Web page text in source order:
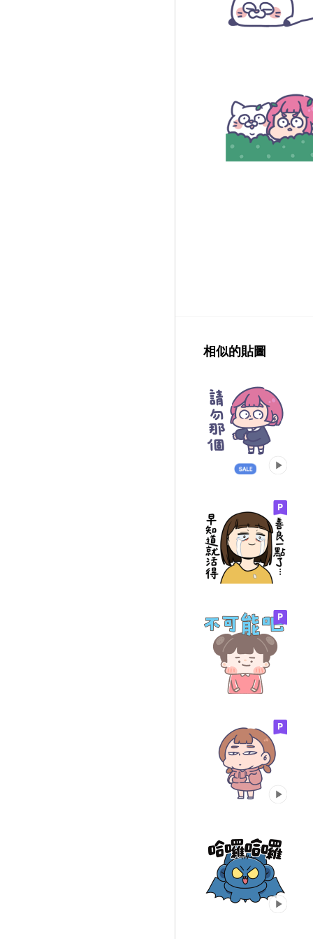
相似的貼圖